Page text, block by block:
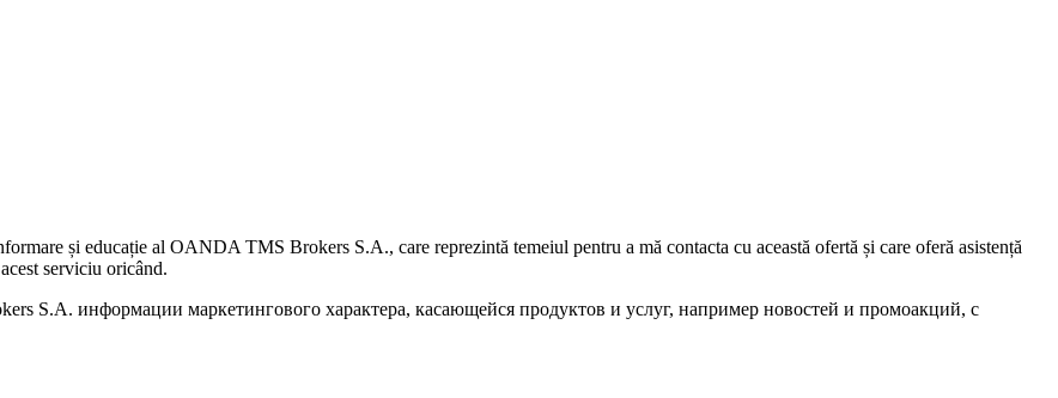
și educație al OANDA TMS Brokers S.A., care reprezintă temeiul pentru a mă contacta cu această ofertă și care oferă asistență
serviciu oricând.
S.A. информации маркетингового характера, касающейся продуктов и услуг, например новостей и промоакций, с